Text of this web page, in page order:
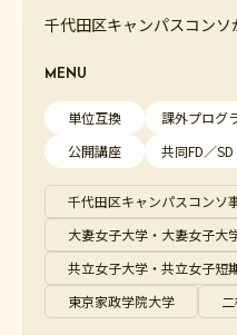
千代田区キャンパスコンソ
MENU
単位互換 課外プログ
公開講座
共同FD／SD
千代田区キャンパスコンソ
大妻女子大学・大妻女子大
共立女子大学・共立女子短
東京家政学院大学